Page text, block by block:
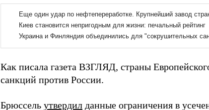
Как писала газета ВЗГЛЯД, страны
санкций против России.
Брюссель утвердил данные ограничения в